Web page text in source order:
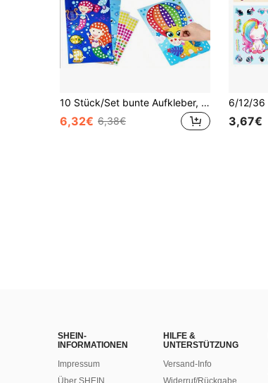
10 Stück/Set bunte Aufkleber, DIY Frühpädagogisches Spielzeug, süße Cartoon Prinzessin, Tier, Stern, Herz, Punkt Aufkleber, Puzzle Geschenke für Mädchen & Jungen
6,32€ 6,38€ 3,67€
SHEIN-
INFORMATIONEN
Impressum
HILFE &
UNTERSTÜTZUNG
Versand-Info